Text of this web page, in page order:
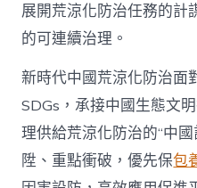
展開荒涼化防治任務的計
的可連續治理。
新時代中國荒涼化防治面
SDGs，承接中國生態文
理供給荒涼化防治的“中
陞、重點衝破，優先保包